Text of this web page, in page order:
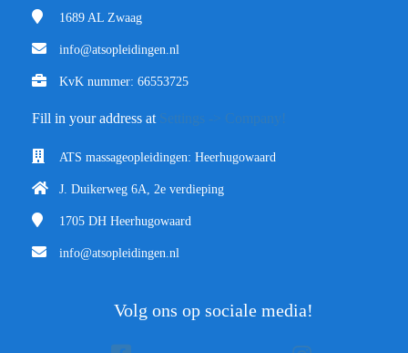
1689 AL Zwaag
info@atsopleidingen.nl
KvK nummer: 66553725
Fill in your address at Settings -> Company!
ATS massageopleidingen: Heerhugowaard
J. Duikerweg 6A, 2e verdieping
1705 DH Heerhugowaard
info@atsopleidingen.nl
Volg ons op sociale media!